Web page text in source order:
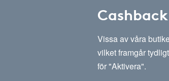
Vissa av våra
vilket framgår
för "Aktivera".